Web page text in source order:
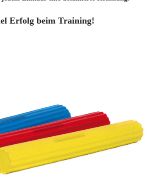
Erfolg beim Training!